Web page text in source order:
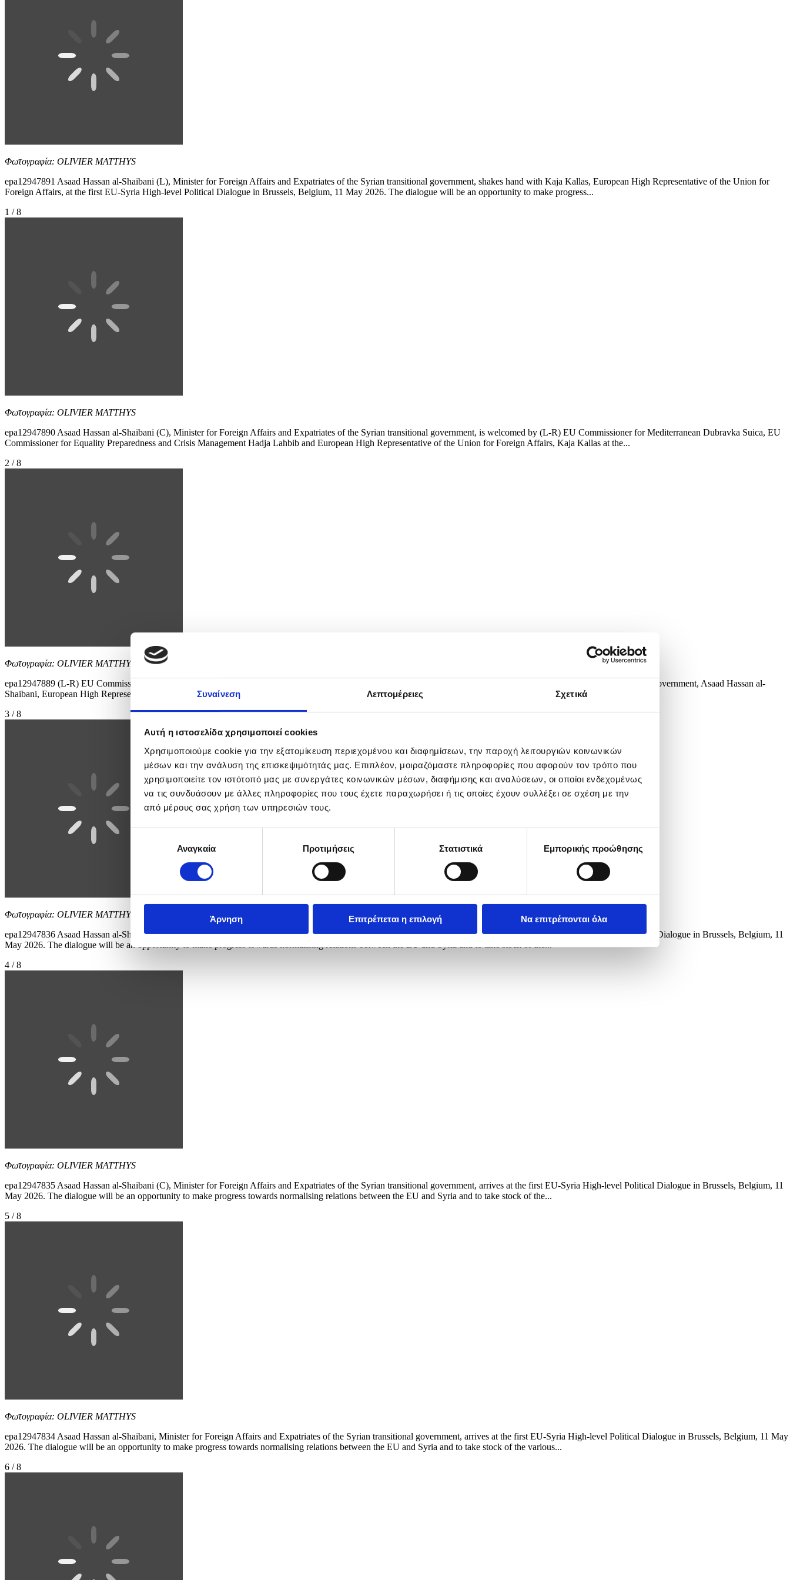
Συναίνεση Λεπτομέρειες Σχετικά
Αυτή η ιστοσελίδα χρησιμοποιεί cookies
Χρησιμοποιούμε cookie για την εξατομίκευση περιεχομένου και διαφημίσεων, την παροχή λειτουργιών κοινωνικών
μέσων και την ανάλυση της επισκεψιμότητάς μας. Επιπλέον, μοιραζόμαστε πληροφορίες που αφορούν τον τρόπο που
χρησιμοποιείτε τον ιστότοπό μας με συνεργάτες κοινωνικών μέσων, διαφήμισης και αναλύσεων, οι οποίοι ενδεχομένως
να τις συνδυάσουν με άλλες πληροφορίες που τους έχετε παραχωρήσει ή τις οποίες έχουν συλλέξει σε σχέση με την
από μέρους σας χρήση των υπηρεσιών τους.
συγκατάθεσηςΑναγκαία Προτιμήσεις Στατιστικά Εμπορικής προώθησης
Άρνηση Επιτρέπεται η επιλογή Να επιτρέπονται όλα
Φωτογραφία: OLIVIER MATTHYS
epa12947891 Asaad Hassan al-Shaibani (L), Minister for Foreign Affairs and Expatriates of the Syrian transitional government, shakes hand with Kaja Kallas, European High Representative of the Union for
Foreign Affairs, at the first EU-Syria High-level Political Dialogue in Brussels, Belgium, 11 May 2026. The dialogue will be an opportunity to make progress...
1 / 8
Φωτογραφία: OLIVIER MATTHYS
epa12947890 Asaad Hassan al-Shaibani (C), Minister for Foreign Affairs and Expatriates of the Syrian transitional government, is welcomed by (L-R) EU Commissioner for Mediterranean Dubravka Suica, EU
Commissioner for Equality Preparedness and Crisis Management Hadja Lahbib and European High Representative of the Union for Foreign Affairs, Kaja Kallas at the...
2 / 8
Φωτογραφία: OLIVIER MATTHYS
epa12947889 (L-R) EU Commissioner for Equality Preparedness and Crisis Management Hadja Lahbib, Minister for Foreign Affairs and Expatriates of the Syrian transitional government, Asaad Hassan al-
Shaibani, European High Representative of the Union for Foreign Affairs, Kaja Kallas and EU Commissioner for Mediterranean Dubravka Suica, at the first EU-Syria...
3 / 8
Φωτογραφία: OLIVIER MATTHYS
epa12947836 Asaad Hassan al-Shaibani (C), Minister for Foreign Affairs and Expatriates of the Syrian transitional government, arrives at the first EU-Syria High-level Political Dialogue in Brussels, Belgium, 11
May 2026. The dialogue will be an opportunity to make progress towards normalising relations between the EU and Syria and to take stock of the...
4 / 8
Φωτογραφία: OLIVIER MATTHYS
epa12947835 Asaad Hassan al-Shaibani (C), Minister for Foreign Affairs and Expatriates of the Syrian transitional government, arrives at the first EU-Syria High-level Political Dialogue in Brussels, Belgium, 11
May 2026. The dialogue will be an opportunity to make progress towards normalising relations between the EU and Syria and to take stock of the...
5 / 8
Φωτογραφία: OLIVIER MATTHYS
epa12947834 Asaad Hassan al-Shaibani, Minister for Foreign Affairs and Expatriates of the Syrian transitional government, arrives at the first EU-Syria High-level Political Dialogue in Brussels, Belgium, 11 May
2026. The dialogue will be an opportunity to make progress towards normalising relations between the EU and Syria and to take stock of the various...
6 / 8